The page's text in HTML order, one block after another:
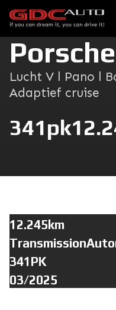
Lucht V l Pano l
Adaptief cruise
341pk
12.245km
341PK
03/2025